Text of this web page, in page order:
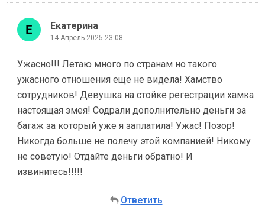
Екатерина
14 Апрель 2025 23:08
Ужасно!!! Летаю много по странам но такого
ужасного отношения еще не видела! Хамство
сотрудников! Девушка на стойке регестрации хамка
настоящая змея! Содрали дополнительно деньги за
багаж за который уже я заплатила! Ужас! Позор!
Никогда больше не полечу этой компанией! Никому
не советую! Отдайте деньги обратно! И
извинитесь!!!!!
Ответить